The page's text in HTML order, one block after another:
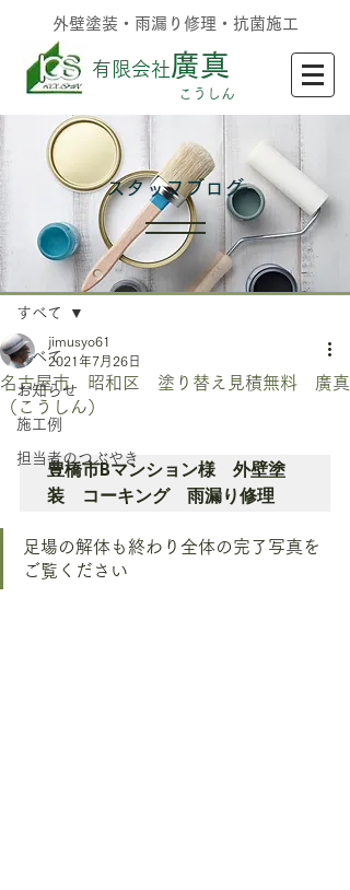
外壁塗装・雨漏り修理・抗菌施工
有限会社廣真
​こうしん
記事
すべて
お知らせ
施工例
担当者のつぶやき
すべて
名古屋市 昭和区 塗り替え見積無料 廣真
（こうしん）
jimusyo61
2021年7月26日
豊橋市Bマンション様　外壁塗
装　コーキング　雨漏り修理
足場の解体も終わり全体の完了写真を
ご覧ください
​スタッフブログ